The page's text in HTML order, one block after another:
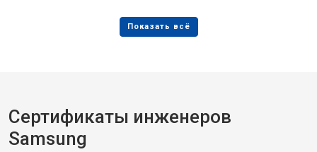
Сертификаты инженеров
Samsung